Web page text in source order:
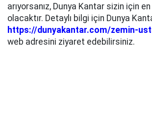
arıyorsanız, Dunya Kantar sizin için
olacaktır. Detaylı bilgi için Dunya
https://dunyakantar.com/zemin-
web adresini ziyaret edebilirsiniz.